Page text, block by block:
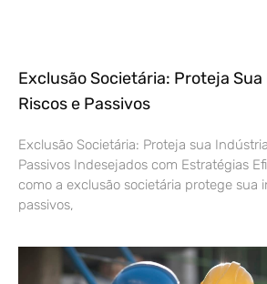
Exclusão Societária: Proteja
Riscos e Passivos
Exclusão Societária: Proteja sua
Passivos Indesejados com Estratégias
como a exclusão societária protege sua
passivos,